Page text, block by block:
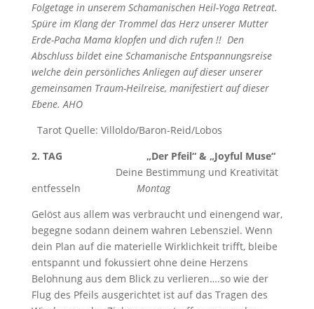
Folgetage in unserem Schamanischen Heil-Yoga Retreat.
Spüre im Klang der Trommel das Herz unserer Mutter
Erde-Pacha Mama klopfen und dich rufen !! Den
Abschluss bildet eine Schamanische Entspannungsreise
welche dein persönliches Anliegen auf dieser unserer
gemeinsamen Traum-Heilreise, manifestiert auf dieser
Ebene. AHO
Tarot Quelle: Villoldo/Baron-Reid/Lobos
2. TAG „Der Pfeil“ & „Joyful Muse“
Deine Bestimmung und Kreativität
entfesseln
Montag
Gelöst aus allem was verbraucht und einengend war,
begegne sodann deinem wahren Lebensziel. Wenn
dein Plan auf die materielle Wirklichkeit trifft, bleibe
entspannt und fokussiert ohne deine Herzens
Belohnung aus dem Blick zu verlieren….so wie der
Flug des Pfeils ausgerichtet ist auf das Tragen des